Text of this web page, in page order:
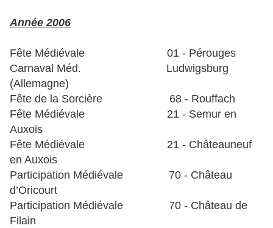
Année 2006
Fête Médiévale 01 - Pérouges
Carnaval Méd. Ludwigsburg
(Allemagne)
Fête de la Sorcière 68 - Rouffach
Fête Médiévale 21 - Semur en
Auxois
Fête Médiévale 21 - Châteauneuf
en Auxois
Participation Médiévale 70 - Château
d’Oricourt
Participation Médiévale 70 - Château de
Filain